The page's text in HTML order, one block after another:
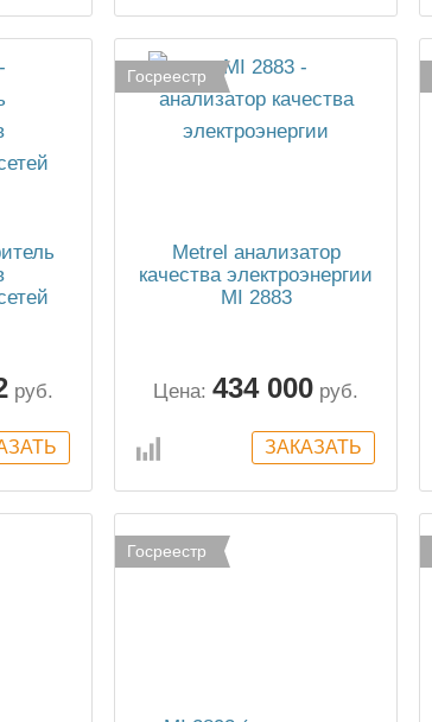
руб.
Госреестр
Metrel анализатор
качества электроэнергии
MI 2883
Цена: 434 000 руб.
Госреестр